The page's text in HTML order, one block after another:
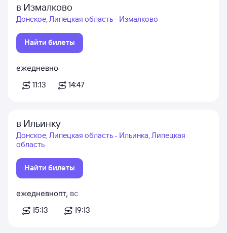
в Измалково
Донское, Липецкая область - Измалково
Найти билеты
ежедневно
11:13
14:47
в Ильинку
Донское, Липецкая область - Ильинка, Липецкая
область
Найти билеты
ежедневно
15:13
пт, вс
19:13